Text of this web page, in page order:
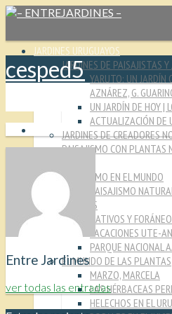
JARDINES URUGUAYOS
JARDINES DE PAISAJISTAS
YARUTO: UN JARDÍN
AZNÁREZ, G.
UN JARDÍN DE HOY |
ACTUALIZACIÓN DE
JARDINES DE CREADORES
PAISAJISMO CON PLANTAS
PAISAJISMO EN EL MUNDO
PAISAJISMO
MIRADAS
NATIVOS Y
VACACIONES UTE-
PARQUE NACIONAL
EL MUNDO DE LAS PLANTAS
MARZO, MARCELA
LAS HÉRBACEAS
HELECHOS EN EL
cesped5
Entre Jardines
ver todas las entradas